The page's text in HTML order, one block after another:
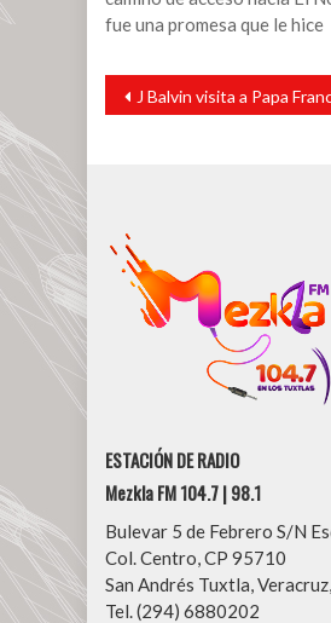
fue una promesa que le hice
Navegación
entradas
J Balvin visita a Papa Francisco en el
ESTACIÓN DE RADIO
Mezkla FM 104.7 | 98.1
Bulevar 5 de Febrero S/N
Col. Centro, CP 95710
San Andrés Tuxtla,
Tel. (294) 6880202